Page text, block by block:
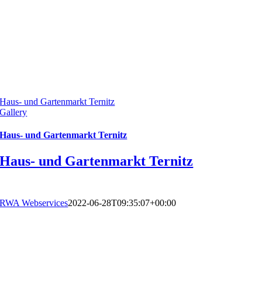
Haus- und Gartenmarkt Ternitz
Gallery
Haus- und Gartenmarkt Ternitz
Haus- und Gartenmarkt Ternitz
RWA Webservices2022-06-28T09:35:07+00:00